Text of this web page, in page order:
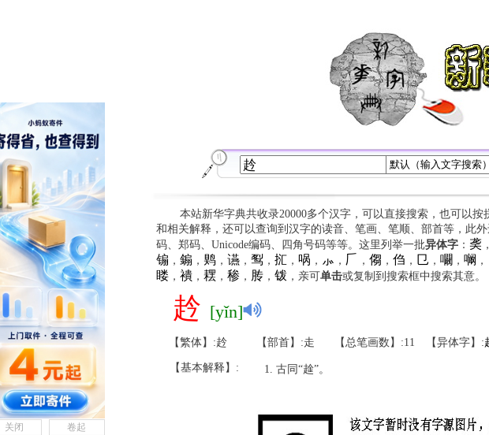
本站新华字典共收录20000多个汉字，可以直接搜索，也可以按
和相关解释，还可以查询到汉字的读音、笔画、笔顺、部首等，此
码、郑码、Unicode编码、四角号码等等。这里列举一批异体字： 䶮 ，
䦂 ， 䥇 ， 䴗， 䜩， 䴕， 㧟 ， 㖞 ， ⺗ ， 𠂆 ， 㑳 ， 㑇 ， 㔾 ， 㘚 ， 㘎 ，
䁖， 䙡， 䎬 ， 䅟， 䏝， 䥽，亲可单击或复制到搜索框中搜索其意。
赺 [yǐn]
【繁体】:赺 【部首】:走 【总笔画数】:11 【异体字】:
【基本解释】: 古同“趛”。
关闭 卷起